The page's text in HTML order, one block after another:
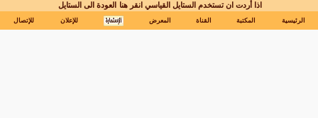
اذا أردت ان تستخدم الستايل القياسي انقر هنا العودة الى الستايل
الرئيسية المكتبة القناة المعرض للإعلان للإتصال